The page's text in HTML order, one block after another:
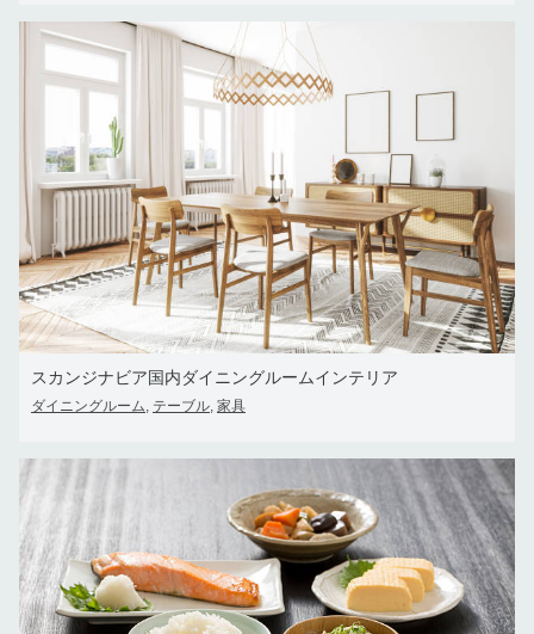
スカンジナビア国内ダイニングルームインテリア
ダイニングルーム, テーブル, 家具